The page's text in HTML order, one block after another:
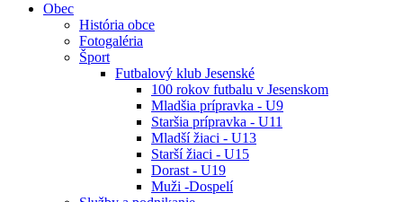
Obec
História obce
Fotogaléria
Šport
Futbalový klub Jesenské
100 rokov futbalu v Jesenskom
Mladšia prípravka - U9
Staršia prípravka - U11
Mladší žiaci - U13
Starší žiaci - U15
Dorast - U19
Muži -Dospelí